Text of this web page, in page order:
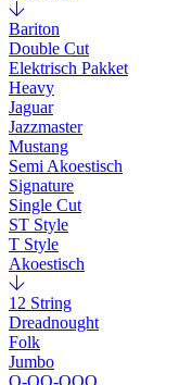
Bariton
Double Cut
Elektrisch Pakket
Heavy
Jaguar
Jazzmaster
Mustang
Semi Akoestisch
Signature
Single Cut
ST Style
T Style
Akoestisch
12 String
Dreadnought
Folk
Jumbo
O-OO-OOO